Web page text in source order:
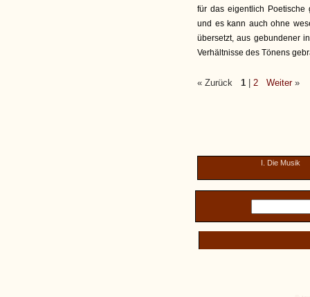
für das eigentlich Poetische
und es kann auch ohne
übersetzt, aus gebundener
Verhältnisse des Tönens
« Zurück 1 2 Weiter»
I. Die Musik